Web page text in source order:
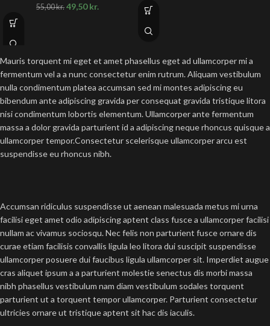
55,00kr. 49,50kr.
Mauris torquent mi eget et amet phasellus eget ad ullamcorper mi a
fermentum vel a a nunc consectetur enim rutrum. Aliquam vestibulum
nulla condimentum platea accumsan sed mi montes adipiscing eu
bibendum ante adipiscing gravida per consequat gravida tristique litora
nisi condimentum lobortis elementum. Ullamcorper ante fermentum
massa a dolor gravida parturient id a adipiscing neque rhoncus quisque a
ullamcorper tempor.Consectetur scelerisque ullamcorper arcu est
suspendisse eu rhoncus nibh.
Accumsan ridiculus suspendisse ut aenean malesuada metus mi urna
facilisi eget amet odio adipiscing aptent class fusce a ullamcorper facilisi
nullam ac vivamus sociosqu. Nec felis non parturient fusce ornare dis
curae etiam facilisis convallis ligula leo litora dui suscipit suspendisse
ullamcorper posuere dui faucibus ligula ullamcorper sit. Imperdiet augue
cras aliquet ipsum a a parturient molestie senectus dis morbi massa
nibh phasellus vestibulum nam diam vestibulum sodales torquent
parturient ut a torquent tempor ullamcorper. Parturient consectetur
ultricies ornare ut tristique aptent sit hac dis iaculis.